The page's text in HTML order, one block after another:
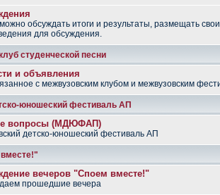
обсуждать итоги и результаты, размещать
для обсуждения.
студенческой песни
и объявления
с межвузовским клубом и межвузовским
юношеский фестиваль АП
вопросы (МДЮФАП)
детско-юношеский фестиваль АП
вечеров "Споем вместе!"
прошедшие вечера